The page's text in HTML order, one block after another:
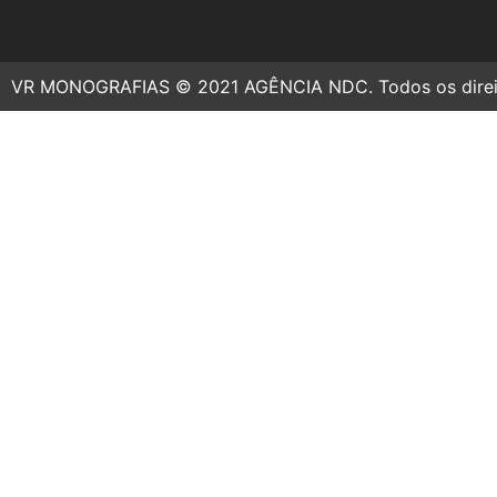
VR MONOGRAFIAS © 2021 AGÊNCIA NDC. Todos os